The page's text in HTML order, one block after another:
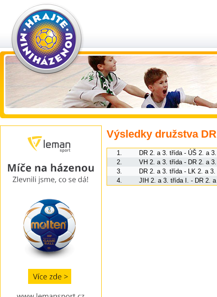
Výsledky družstva
1.
DR 2. a 3. třída - ÚŠ 2. a
2.
VH 2. a 3. třída - DR 2. a
3.
DR 2. a 3. třída - LK 2. a
4.
JIH 2. a 3. třída I. - DR 2.